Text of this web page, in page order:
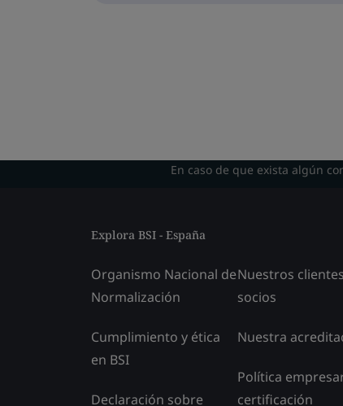
En caso de que exista algún
Explora BSI - España
Organismo Nacional de
Normalización
Cumplimiento y ética
en BSI
Declaración sobre
Nuestros
socios
Nuestra
Política
certificación